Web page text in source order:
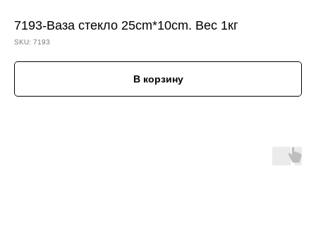
7193-Ваза стекло 25cm*10cm. Вес 1кг
SKU: 7193
В корзину